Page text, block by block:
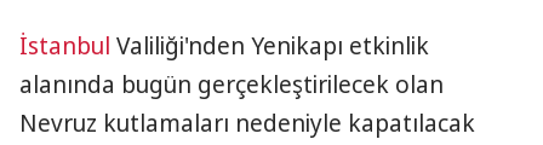
İstanbul Valiliği'nden Yenikapı etkinlik
alanında bugün gerçekleştirilecek olan
Nevruz kutlamaları nedeniyle kapatılacak